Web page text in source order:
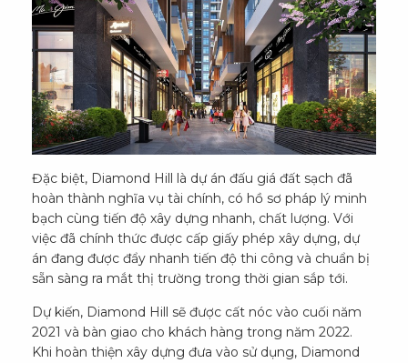
Đặc biệt, Diamond Hill là dự án đấu giá đất sạch đã
hoàn thành nghĩa vụ tài chính, có hồ sơ pháp lý minh
bạch cùng tiến độ xây dựng nhanh, chất lượng. Với
việc đã chính thức được cấp giấy phép xây dựng, dự
án đang được đẩy nhanh tiến độ thi công và chuẩn bị
sẵn sàng ra mắt thị trường trong thời gian sắp tới.
Dự kiến, Diamond Hill sẽ được cất nóc vào cuối năm
2021 và bàn giao cho khách hàng trong năm 2022.
Khi hoàn thiện xây dựng đưa vào sử dụng, Diamond